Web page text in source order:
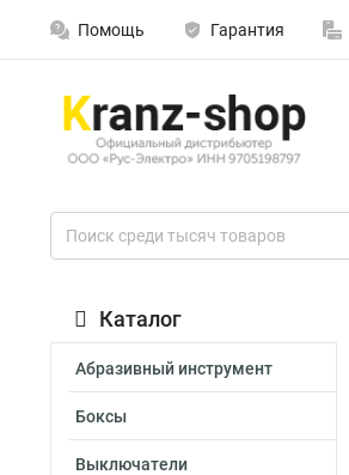
Помощь Гарантия
Каталог
Абразивный инструмент
Боксы
Выключатели